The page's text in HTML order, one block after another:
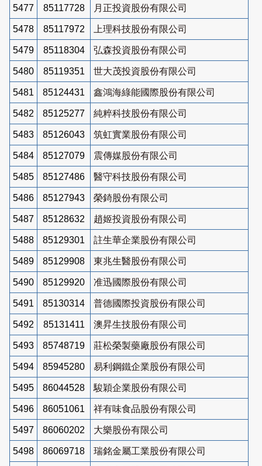
5477 85117728 月正投資股份有限公司
5478 85117972 上理科技股份有限公司
5479 85118304 弘森投資股份有限公司
5480 85119351 世大茂投資股份有限公司
5481 85124431 鑫鴻海綠能國際股份有限公司
5482 85125277 純粹科技股份有限公司
5483 85126043 筑虹實業股份有限公司
5484 85127079 震傳媒股份有限公司
5485 85127486 醫守科技股份有限公司
5486 85127943 榮錡股份有限公司
5487 85128632 趙姬投資股份有限公司
5488 85129301 註生華企業股份有限公司
5489 85129908 東兆生醫股份有限公司
5490 85129920 准迅國際股份有限公司
5491 85130314 普德國際投資股份有限公司
5492 85131411 澳昇生技股份有限公司
5493 85748719 莊松榮製藥廠股份有限公司
5494 85945280 易利鋼鐵企業股份有限公司
5495 86044528 駿穎企業股份有限公司
5496 86051061 祥有味食品股份有限公司
5497 86060202 大樂股份有限公司
5498 86069718 瑞銘金屬工業股份有限公司